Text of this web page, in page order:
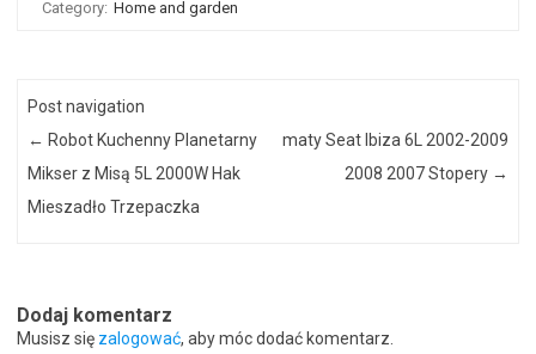
Category: Home and garden
Post navigation
← Robot Kuchenny Planetarny
Mikser z Misą 5L 2000W Hak
Mieszadło Trzepaczka
maty Seat Ibiza 6L 2002-2009
2008 2007 Stopery →
Dodaj komentarz
Musisz się zalogować, aby móc dodać komentarz.